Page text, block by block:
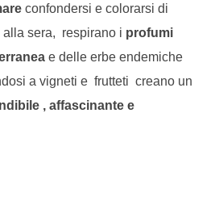
confondersi e colorarsi di
alla sera, respirano i profumi
e delle erbe endemiche
a vigneti e frutteti creano un
, affascinante e